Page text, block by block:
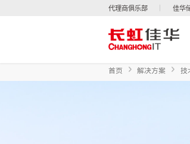
代理商俱乐部 佳华
首页 解决方案 技